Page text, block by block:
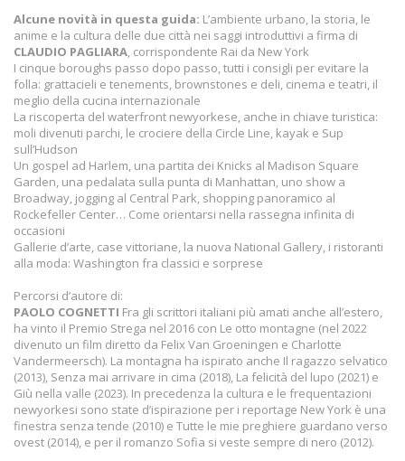
Alcune novità in questa guida: L’ambiente urbano, la storia, le
anime e la cultura delle due città nei saggi introduttivi a firma di
CLAUDIO PAGLIARA, corrispondente Rai da New York
I cinque boroughs passo dopo passo, tutti i consigli per evitare la
folla: grattacieli e tenements, brownstones e deli, cinema e teatri, il
meglio della cucina internazionale
La riscoperta del waterfront newyorkese, anche in chiave turistica:
moli divenuti parchi, le crociere della Circle Line, kayak e Sup
sull’Hudson
Un gospel ad Harlem, una partita dei Knicks al Madison Square
Garden, una pedalata sulla punta di Manhattan, uno show a
Broadway, jogging al Central Park, shopping panoramico al
Rockefeller Center… Come orientarsi nella rassegna infinita di
occasioni
Gallerie d’arte, case vittoriane, la nuova National Gallery, i ristoranti
alla moda: Washington fra classici e sorprese
Percorsi d’autore di:
PAOLO COGNETTI Fra gli scrittori italiani più amati anche all’estero,
ha vinto il Premio Strega nel 2016 con Le otto montagne (nel 2022
divenuto un film diretto da Felix Van Groeningen e Charlotte
Vandermeersch). La montagna ha ispirato anche Il ragazzo selvatico
(2013), Senza mai arrivare in cima (2018), La felicità del lupo (2021) e
Giù nella valle (2023). In precedenza la cultura e le frequentazioni
newyorkesi sono state d’ispirazione per i reportage New York è una
finestra senza tende (2010) e Tutte le mie preghiere guardano verso
ovest (2014), e per il romanzo Sofia si veste sempre di nero (2012).